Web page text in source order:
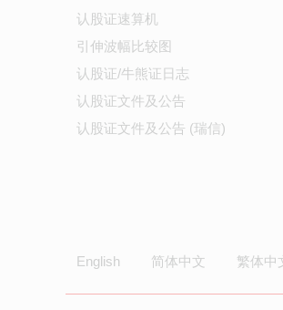
认股证速算机
引伸波幅比较图
认股证/牛熊证日志
认股证文件及公告
认股证文件及公告 (瑞信)
English 简体中文 繁体中